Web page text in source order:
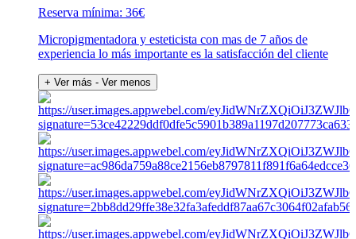
Reserva mínima: 36€
Micropigmentadora y esteticista con mas de 7 años de
experiencia lo más importante es la satisfacción del cliente
+ Ver más - Ver menos